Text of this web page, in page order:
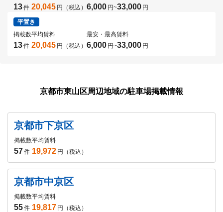
13件 20,045 円（税込） 6,000 円~33,000 円
平置き
掲載数
13件
平均賃料
20,045 円（税込）
最安・最高賃料
6,000 円~33,000 円
京都市東山区周辺地域の駐車場掲載情報
京都市下京区
掲載数
57件
平均賃料
19,972 円（税込）
京都市中京区
掲載数
55件
平均賃料
19,817 円（税込）